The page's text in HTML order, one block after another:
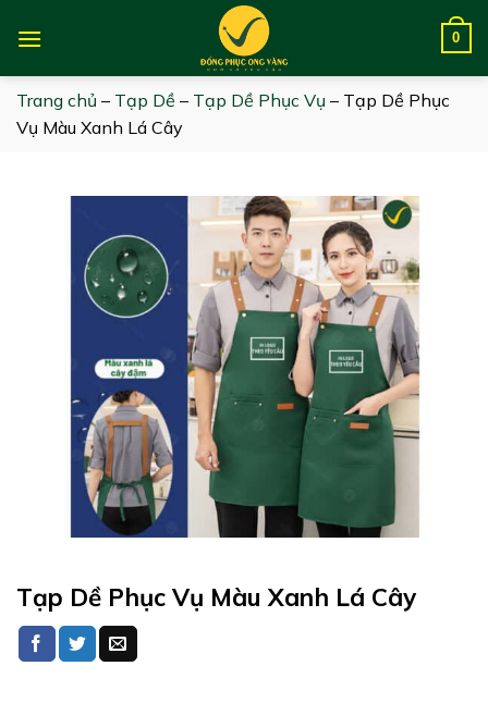
0
Trang chủ – Tạp Dề – Tạp Dề Phục Vụ – Tạp Dề Phục
Vụ Màu Xanh Lá Cây
Tạp Dề Phục Vụ Màu Xanh Lá Cây